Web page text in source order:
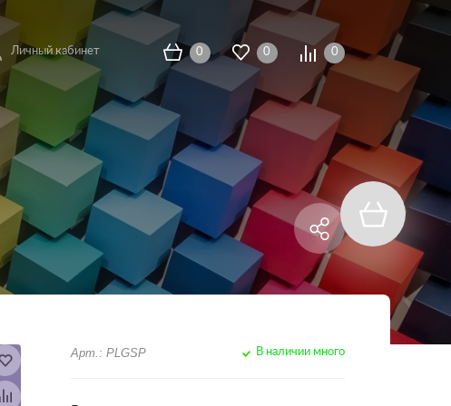
Личный кабинет 0 0 0
Арт.: PLGSP В наличии много